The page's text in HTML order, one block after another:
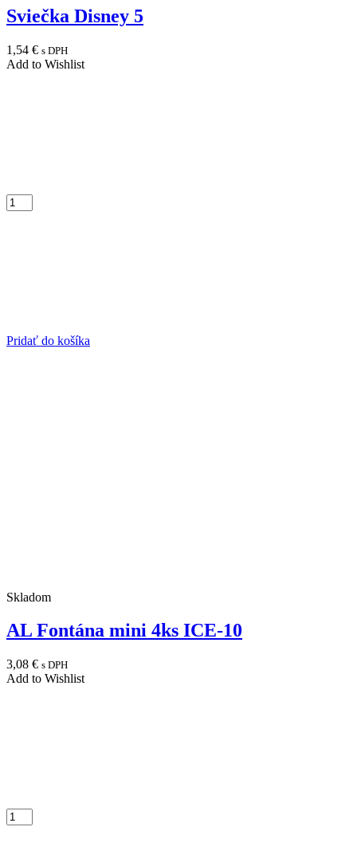
Sviečka Disney 5
1,54 € s DPH
Add to Wishlist
Pridať do košíka
Skladom
AL Fontána mini 4ks ICE-10
3,08 € s DPH
Add to Wishlist